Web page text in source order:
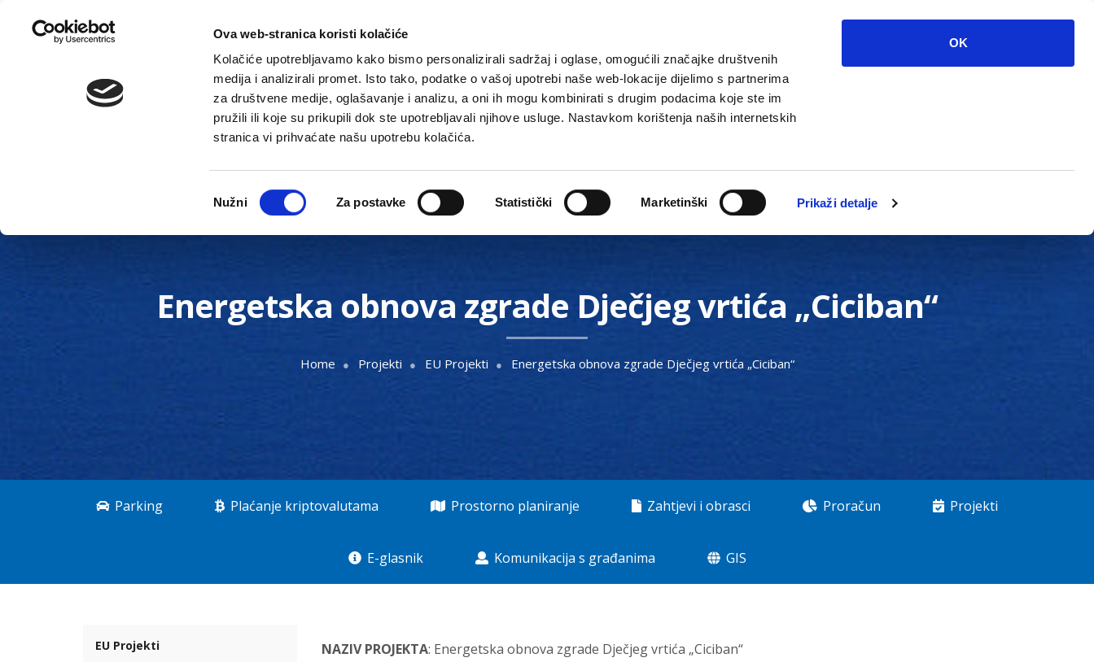
Ova web-stranica koristi kolačiće
Kolačiće upotrebljavamo kako bismo personalizirali sadržaj i oglase, omogućili značajke društvenih
medija i analizirali promet. Isto tako, podatke o vašoj upotrebi naše web-lokacije dijelimo s partnerima
za društvene medije, oglašavanje i analizu, a oni ih mogu kombinirati s drugim podacima koje ste im
pružili ili koje su prikupili dok ste upotrebljavali njihove usluge. Nastavkom korištenja naših internetskih
stranica vi prihvaćate našu upotrebu kolačića.
pristanka
Nužni Za postavke Statistički Marketinški Prikaži detalje
OK
Gradska uprava Gradske ustanove, tvrtke i škole
Energetska obnova zgrade Dječjeg vrtića „Ciciban“
Home Projekti EU Projekti Energetska obnova zgrade Dječjeg vrtića „Ciciban“
Parking Plaćanje kriptovalutama Prostorno planiranje Zahtjevi i obrasci Proračun Projekti
E-glasnik Komunikacija s građanima GIS
NAZIV PROJEKTA: Energetska obnova zgrade Dječjeg vrtića „Ciciban“
EU Projekti